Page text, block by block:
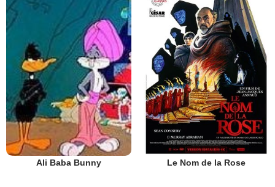
Ali Baba Bunny Le Nom de la Rose